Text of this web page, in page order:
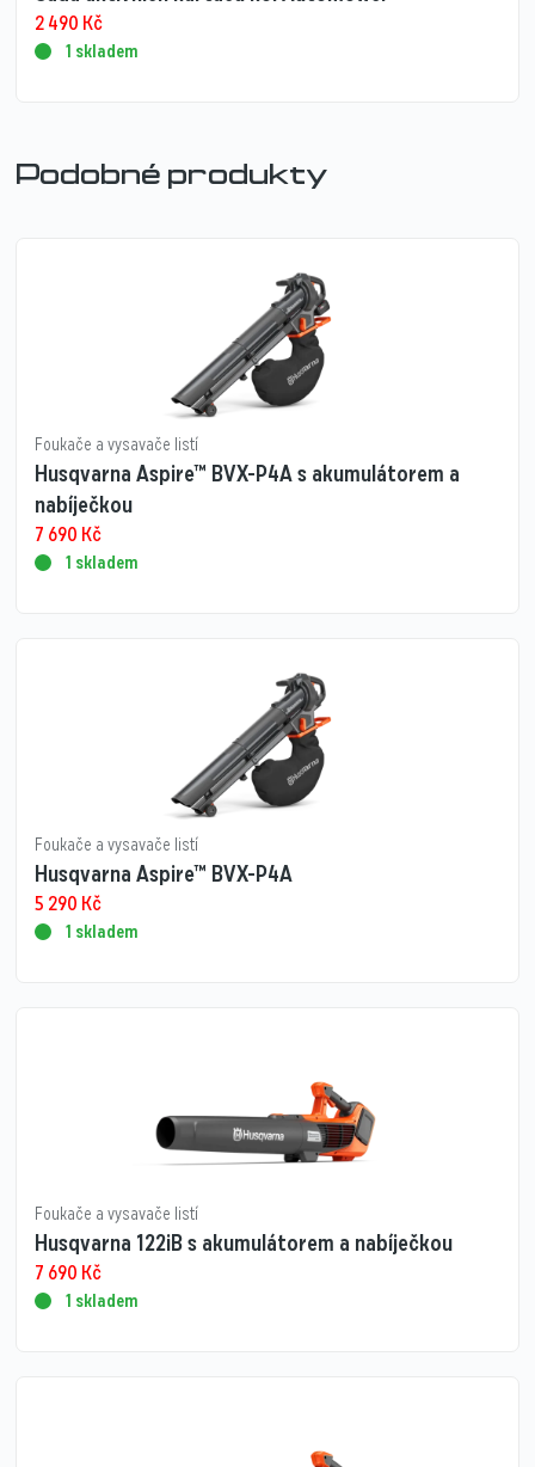
2 490 Kč
1 skladem
Podobné produkty
Foukače a vysavače listí
Husqvarna Aspire™ BVX-P4A s akumulátorem a
nabíječkou
7 690 Kč
1 skladem
Foukače a vysavače listí
Husqvarna Aspire™ BVX-P4A
5 290 Kč
1 skladem
Foukače a vysavače listí
Husqvarna 122iB s akumulátorem a nabíječkou
7 690 Kč
1 skladem